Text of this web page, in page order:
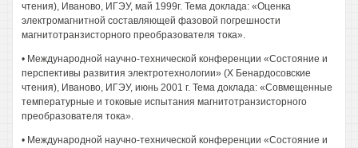
чтения), Иваново, ИГЭУ, май 1999г. Тема доклада: «Оценка
электромагнитной составляющей фазовой погрешности
магнитотранзисторного преобразователя тока».
• Международной научно-технической конференции «Состояние и
перспективы развития электротехнологии» (X Бенардосовские
чтения), Иваново, ИГЭУ, июнь 2001 г. Тема доклада: «Совмещенные
температурные и токовые испытания магнитотранзисторного
преобразователя тока».
• Международной научно-технической конференции «Состояние и